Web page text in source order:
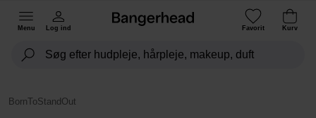
Menu Log ind Favorit Kurv
BornToStandOut